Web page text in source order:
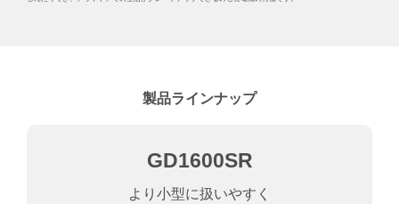
製品ラインナップ
GD1600SR
より小型に扱いやすく